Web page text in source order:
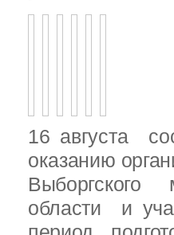
16 августа
оказанию
Выборгского
области и